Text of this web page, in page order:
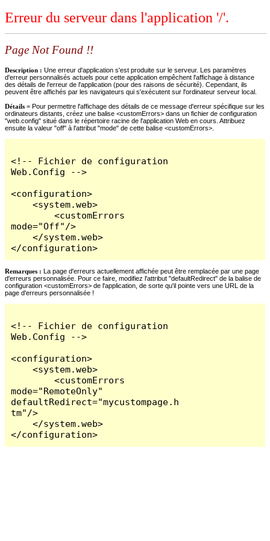
Erreur du serveur dans l'application '/'.
Page Not Found !!
Description : Une erreur d'application s'est produite sur le serveur. Les paramètres
d'erreur personnalisés actuels pour cette application empêchent l'affichage à distance
des détails de l'erreur de l'application (pour des raisons de sécurité). Cependant, ils
peuvent être affichés par les navigateurs qui s'exécutent sur l'ordinateur serveur local.
Détails = Pour permettre l'affichage des détails de ce message d'erreur spécifique sur les
ordinateurs distants, créez une balise <customErrors> dans un fichier de configuration
"web.config" situé dans le répertoire racine de l'application Web en cours. Attribuez
ensuite la valeur "off" à l'attribut "mode" de cette balise <customErrors>.
<!-- Fichier de configuration
Web.Config -->
<configuration>
    <system.web>
        <customErrors
mode="Off"/>
    </system.web>
</configuration>
Remarques : La page d'erreurs actuellement affichée peut être remplacée par une page
d'erreurs personnalisée. Pour ce faire, modifiez l'attribut "defaultRedirect" de la balise de
configuration <customErrors> de l'application, de sorte qu'il pointe vers une URL de la
page d'erreurs personnalisée !
<!-- Fichier de configuration
Web.Config -->
<configuration>
    <system.web>
        <customErrors
mode="RemoteOnly"
defaultRedirect="mycustompage.h
tm"/>
    </system.web>
</configuration>